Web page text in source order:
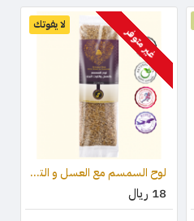
لا يفوتك
غير متوفر
لوح السمسم مع العسل و التوت البري (قطعة واحدة) 75 جرام
18 ريال